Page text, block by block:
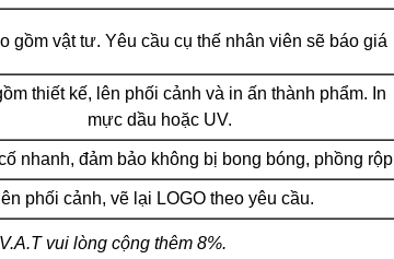
gồm vật tư. Yêu cầu cụ thế nhân viên sẽ báo giá
thiết kế, lên phối cảnh và in ấn thành phẩm. In
mực dầu hoặc UV.
nhanh, đảm bảo không bị bong bóng, phồng rộp
phối cảnh, vẽ lại LOGO theo yêu cầu.
vui lòng cộng thêm 8%.